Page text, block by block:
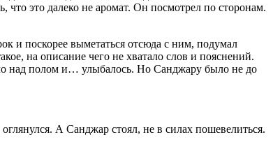
это далеко не аромат. Он посмотрел по сторонам.
поскорее выметаться отсюда с ним, подумал
на описание чего не хватало слов и пояснений.
над полом и… улыбалось. Но Санджару было не до
А Санджар стоял, не в силах пошевелиться.